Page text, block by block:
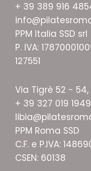
+ 39 389 916
PPM Italia SSD srl
P. IVA:
127551
Via Tigrè 52 - 54,
+ 39 327 019 1949
PPM Roma SSD
C.F. e P.IVA:
CSEN: 60138